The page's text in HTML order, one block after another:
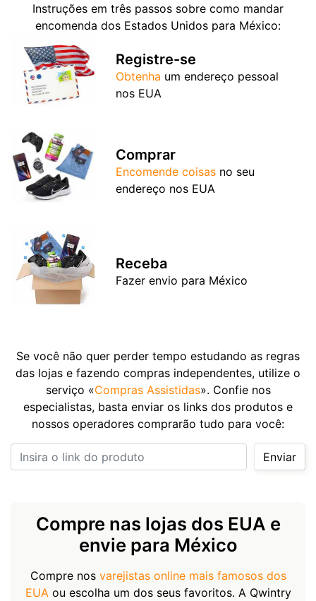
Instruções em três passos sobre como mandar
encomenda dos Estados Unidos para México:
Registre-se
Obtenha um endereço pessoal
nos EUA
Comprar
Encomende coisas no seu
endereço nos EUA
Receba
Fazer envio para México
Se você não quer perder tempo estudando as regras
das lojas e fazendo compras independentes, utilize o
serviço «Compras Assistidas». Confie nos
especialistas, basta enviar os links dos produtos e
nossos operadores comprarão tudo para você:
Insira o link do produto
Enviar
Compre nas lojas dos EUA e
envie para México
Compre nos varejistas online mais famosos dos
EUAou escolha um dos seus favoritos. A Qwintry